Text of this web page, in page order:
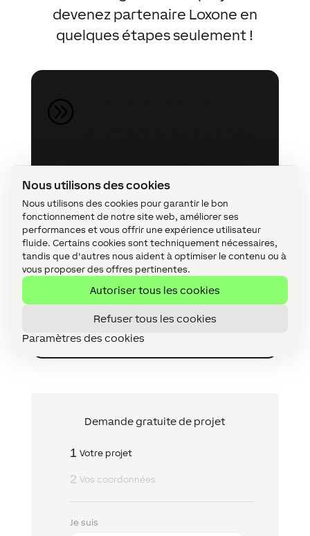
Nous utilisons des cookies
Nous utilisons des cookies pour garantir le bon
fonctionnement de notre site web, améliorer ses
performances et vous offrir une expérience utilisateur
fluide. Certains cookies sont techniquement nécessaires,
tandis que d'autres nous aident à optimiser le contenu ou à
vous proposer des offres pertinentes.
Autoriser tous les cookies
Refuser tous les cookies
Paramètres des cookies
devenez partenaire Loxone en
quelques étapes seulement !
avoir plus d’informations.
A Devenir partenaire Loxone
Je souhaite devenir partenaire et
convenir au préalable d’un rendez-
Demande gratuite de projet
1 Votre projet
2 Vos coordonnées
Je suis